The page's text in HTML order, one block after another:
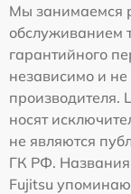
Мы занимаемся
обслуживанием
гарантийного
независимо и
производителя.
носят
не являются
ГК РФ. Названия
Fujitsu